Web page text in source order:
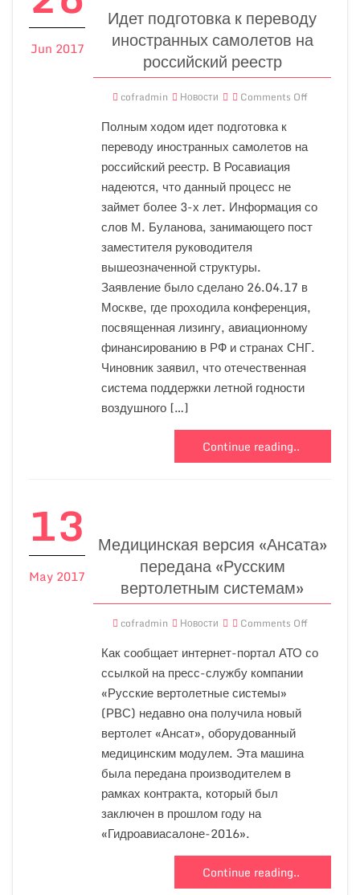
Jun 2017
Идет подготовка к переводу
иностранных самолетов на
российский реестр
cofradmin Новости Comments Off
Полным ходом идет подготовка к
переводу иностранных самолетов на
российский реестр. В Росавиация
надеются, что данный процесс не
займет более 3-х лет. Информация со
слов М. Буланова, занимающего пост
заместителя руководителя
вышеозначенной структуры.
Заявление было сделано 26.04.17 в
Москве, где проходила конференция,
посвященная лизингу, авиационному
финансированию в РФ и странах СНГ.
Чиновник заявил, что отечественная
система поддержки летной годности
воздушного […]
Continue reading..
13
May 2017
Медицинская версия «Ансата»
передана «Русским
вертолетным системам»
cofradmin Новости Comments Off
Как сообщает интернет-портал АТО со
ссылкой на пресс-службу компании
«Русские вертолетные системы»
(РВС) недавно она получила новый
вертолет «Ансат», оборудованный
медицинским модулем. Эта машина
была передана производителем в
рамках контракта, который был
заключен в прошлом году на
«Гидроавиасалоне-2016».
Continue reading..